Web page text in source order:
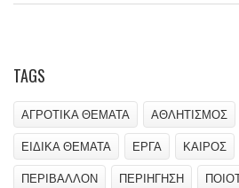
TAGS
ΑΓΡΟΤΙΚΑ ΘΕΜΑΤΑ ΑΘΛΗΤΙΣΜΟΣ
ΕΙΔΙΚΑ ΘΕΜΑΤΑ ΕΡΓΑ ΚΑΙΡΟΣ
ΠΕΡΙΒΑΛΛΟΝ ΠΕΡΙΗΓΗΣΗ